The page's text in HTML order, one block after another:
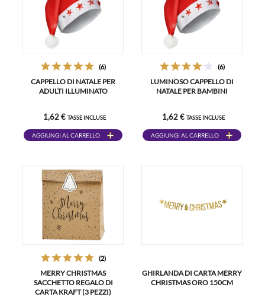
(6)
CAPPELLO DI NATALE PER
ADULTI ILLUMINATO
1,62 € TASSE INCLUSE
AGGIUNGI AL CARRELLO
(6)
LUMINOSO CAPPELLO DI
NATALE PER BAMBINI
1,62 € TASSE INCLUSE
AGGIUNGI AL CARRELLO
(2)
MERRY CHRISTMAS
SACCHETTO REGALO DI
CARTA KRAFT (3 PEZZI)
GHIRLANDA DI CARTA MERRY
CHRISTMAS ORO 150CM